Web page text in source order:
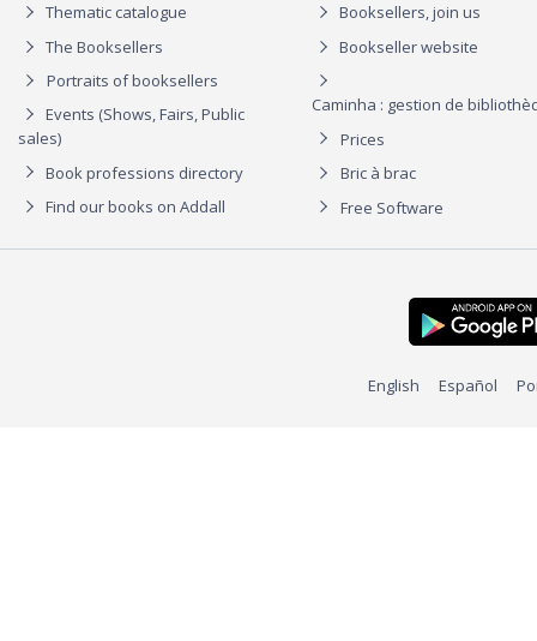
Thematic catalogue
The Booksellers
Portraits of booksellers
Events (Shows, Fairs, Public
sales)
Book professions directory
Find our books on Addall
Booksellers, join us
Bookseller website
Caminha : gestion de
Prices
Bric à brac
Free Software
English Español